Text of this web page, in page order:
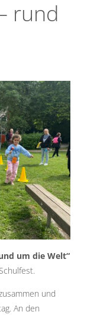
rund
um die Welt“
und
An den